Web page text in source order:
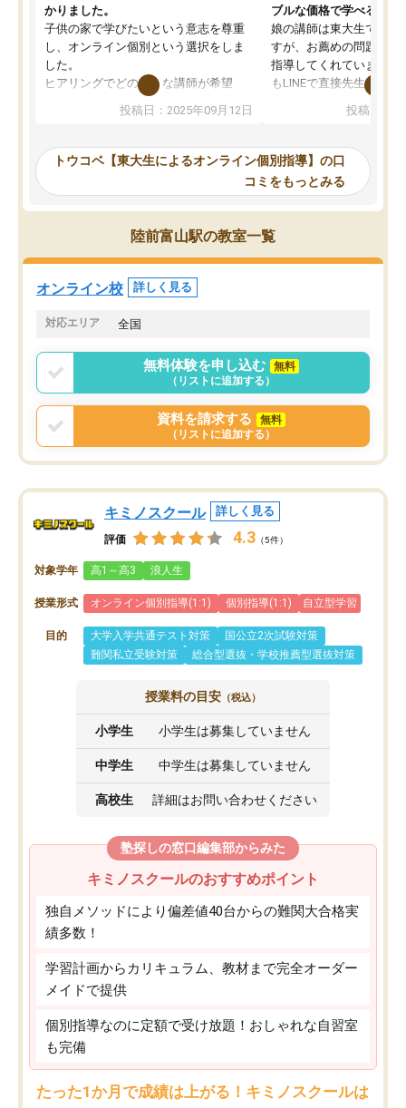
かりました。
子供の家で学びたいという意志を尊重
し、オンライン個別という選択をしま
した。
ヒアリングでどのような講師が希望
か、オプションは付帯するかなど選ぶ
事が出来ました。
ーティングを行い、その講師で良いか
見てから講師を決定する事ができま
す。
うちの子は、初回面談の講師の方で決
オンラインツールを使用した単語帳の
共有があり宿題もそちらで出される形
でした。
言う事で講師変更の申し出があり、あ
まりに短期での変更だった為、塾に通
う事にして退会しました。遅れも取り
戻せ、授業内容や講師の方は良かった
と思います。
投稿日：2025年09月12日
ブルな価格で学べる
娘の講師は東大生では無
すが、お薦めの問題集や
指導してくれています。
もLINEで直接先生に質問
めれるので、個人に合
いなのがあり(有料)、受
ことをどんなスケジュー
くか相談したのですが、
ち期待したものではなく
内容でした。それでも明
やる気も出ましたし、苦
くなってきたようなので
投稿日：
トウコベ【東大生によるオンライン個別指導】の口
コミをもっとみる
陸前富山駅の教室一覧
オンライン校 詳しく見る
対応エリア 全国
無料体験を申し込む
無料
（リストに追加する）
資料を請求する
無料
（リストに追加する）
キミノスクール 詳しく見る
評価 4.3 （5件）
対象学年 高1～高3 浪人生
授業形式 オンライン個別指導(1:1) 個別指導(1:1) 自立型学習
目的 大学入学共通テスト対策
国公立2次試験対策
難関私立受験対策
総合型選抜・学校推薦型選抜対策
授業料の目安 （税込）
小学生 小学生は募集していません
中学生 中学生は募集していません
高校生 詳細はお問い合わせください
塾探しの窓口編集部からみた
キミノスクールのおすすめポイント
独自メソッドにより偏差値40台からの難関大合格実
績多数！
学習計画からカリキュラム、教材まで完全オーダー
メイドで提供
個別指導なのに定額で受け放題！おしゃれな自習室
も完備
たった1か月で成績は上がる！キミノスクールは